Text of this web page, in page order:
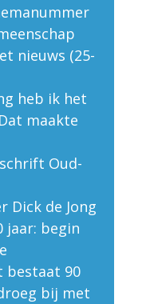
nieuws (25-
heb ik het
maakte
Oud-
Dick de Jong
jaar: begin
bestaat 90
bij met